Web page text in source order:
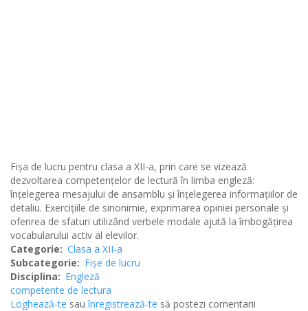
Fișa de lucru pentru clasa a XII-a, prin care se vizează
dezvoltarea competențelor de lectură în limba engleză:
înțelegerea mesajului de ansamblu și înțelegerea informațiilor de
detaliu. Exercițiile de sinonimie, exprimarea opiniei personale și
oferirea de sfaturi utilizând verbele modale ajută la îmbogățirea
vocabularului activ al elevilor.
Categorie
Clasa a XII-a
Subcategorie
Fișe de lucru
Disciplina
Engleză
competente de lectura
Loghează-te sauînregistrează-te să postezi comentarii